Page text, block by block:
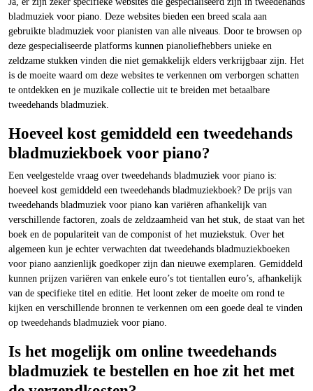
bladmuziek voor piano. Deze websites bieden een breed scala aan
gebruikte bladmuziek voor pianisten van alle niveaus. Door te browsen op
deze gespecialiseerde platforms kunnen pianoliefhebbers unieke en
zeldzame stukken vinden die niet gemakkelijk elders verkrijgbaar zijn. Het
is de moeite waard om deze websites te verkennen om verborgen schatten
te ontdekken en je muzikale collectie uit te breiden met betaalbare
tweedehands bladmuziek.
Hoeveel kost gemiddeld een tweedehands
bladmuziekboek voor piano?
Een veelgestelde vraag over tweedehands bladmuziek voor piano is:
hoeveel kost gemiddeld een tweedehands bladmuziekboek? De prijs van
tweedehands bladmuziek voor piano kan variëren afhankelijk van
verschillende factoren, zoals de zeldzaamheid van het stuk, de staat van het
boek en de populariteit van de componist of het muziekstuk. Over het
algemeen kun je echter verwachten dat tweedehands bladmuziekboeken
voor piano aanzienlijk goedkoper zijn dan nieuwe exemplaren. Gemiddeld
kunnen prijzen variëren van enkele euro’s tot tientallen euro’s, afhankelijk
van de specifieke titel en editie. Het loont zeker de moeite om rond te
kijken en verschillende bronnen te verkennen om een goede deal te vinden
op tweedehands bladmuziek voor piano.
Is het mogelijk om online tweedehands
bladmuziek te bestellen en hoe zit het met